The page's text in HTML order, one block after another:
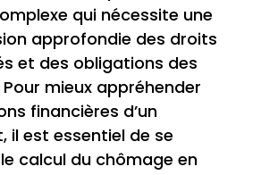
qui nécessite une
approfondie des droits
et des obligations des
mieux appréhender
financières d’un
il est essentiel de se
calcul du chômage en